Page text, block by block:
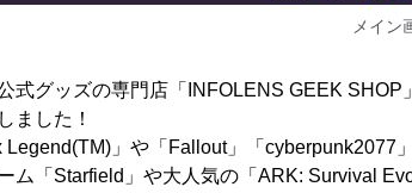
メイン
式グッズの専門店「INFOLENS GEEK
ました！
Legend(TM)」や「Fallout」「
ム「Starfield」や大人気の「ARK: Survival